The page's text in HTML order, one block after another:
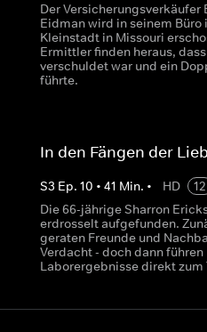
Der Versicherungsverkäufer
Eidman wird in seinem Büro
Kleinstadt in Missouri
Ermittler finden heraus,
verschuldet war und ein
führte.
In den Fängen der
S3 Ep.10 •41 Min. • HD
12
Die 66-jährige Sharron
erdrosselt aufgefunden.
geraten Freunde und
Verdacht - doch dann führen
Laborergebnisse direkt zum